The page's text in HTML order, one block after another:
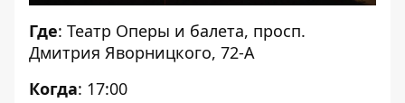
Где: Театр Оперы и балета, просп.
Дмитрия Яворницкого, 72-А
Когда: 17:00